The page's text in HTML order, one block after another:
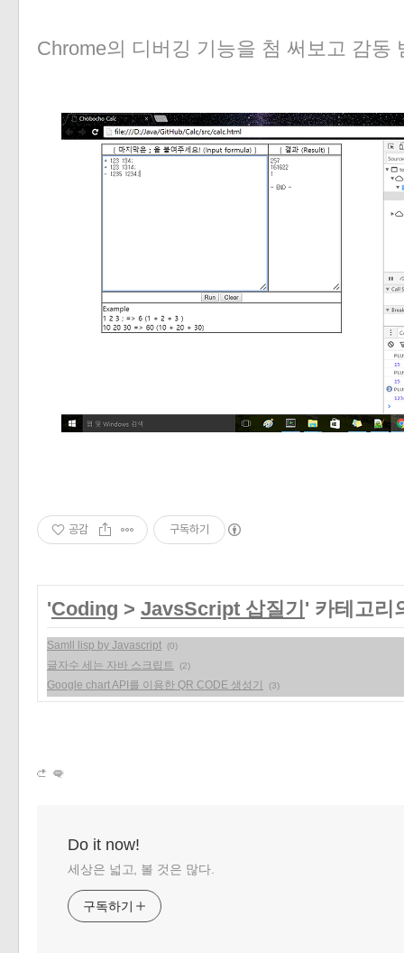
Chrome의 디버깅 기능을 첨 써보고 감동
공감 구독하기
'Coding > JavsScript 삽질기 ' 카테고리
Samll lisp by Javascript (0)
글자수 세는 자바 스크립트 (2)
Google chart API를 이용한 QR CODE 생성기 (3)
Do it now!
세상은 넓고, 볼 것은 많다.
구독하기